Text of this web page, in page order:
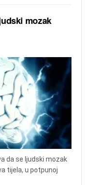
mozak
da se ljudski mozak
tijela, u potpunoj